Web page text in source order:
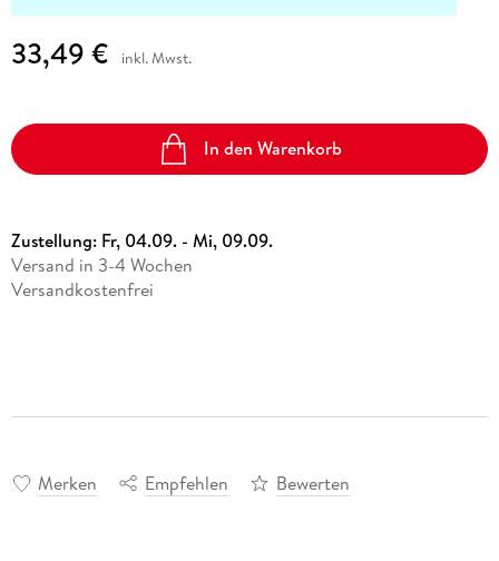
33,49 € inkl. Mwst.
In den Warenkorb
Zustellung: Fr, 04.09. - Mi, 09.09.
Versand in 3-4 Wochen
Versandkostenfrei
Merken Empfehlen Bewerten